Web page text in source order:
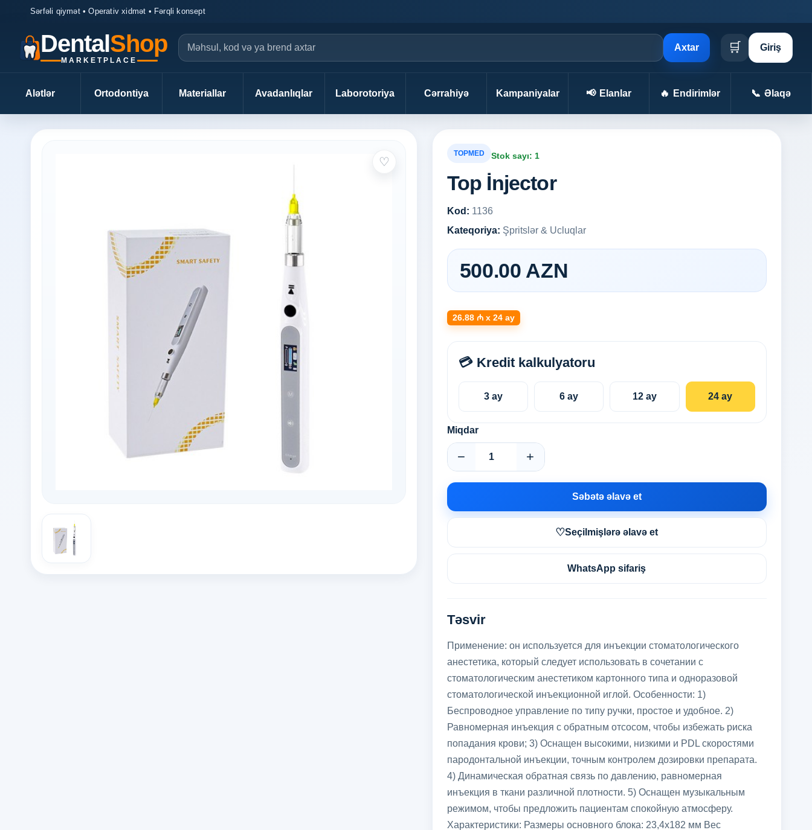
Sərfəli qiymət • Operativ xidmət • Fərqli konsept
DentalShop
MARKETPLACE
Axtar 🛒 Giriş
Alətlər Ortodontiya Materiallar Avadanlıqlar Laborotoriya Cərrahiyə Kampaniyalar 📢 Elanlar 🔥 Endirimlər 📞 Əlaqə
♡
TOPMED Stok sayı: 1
Top İnjector
Kod: 1136
Kateqoriya: Şpritslər & Ucluqlar
500.00 AZN
26.88 ₼ x 24 ay
💳 Kredit kalkulyatoru
3 ay 6 ay 12 ay 24 ay
Miqdar
− +
Səbətə əlavə et
♡Seçilmişlərə əlavə et
WhatsApp sifariş
Təsvir
Применение: он используется для инъекции стоматологического
анестетика, который следует использовать в сочетании с
стоматологическим анестетиком картонного типа и одноразовой
стоматологической инъекционной иглой. Особенности: 1)
Беспроводное управление по типу ручки, простое и удобное. 2)
Равномерная инъекция с обратным отсосом, чтобы избежать риска
попадания крови; 3) Оснащен высокими, низкими и PDL скоростями
пародонтальной инъекции, точным контролем дозировки препарата.
4) Динамическая обратная связь по давлению, равномерная
инъекция в ткани различной плотности. 5) Оснащен музыкальным
режимом, чтобы предложить пациентам спокойную атмосферу.
Характеристики: Размеры основного блока: 23,4x182 мм Вес